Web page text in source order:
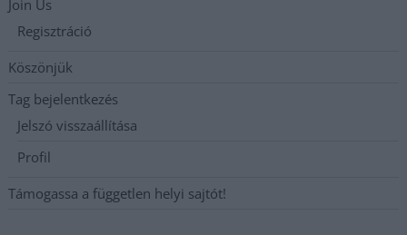
Join Us
Regisztráció
Köszönjük
Tag bejelentkezés
Jelszó visszaállítása
Profil
Támogassa a független helyi sajtót!